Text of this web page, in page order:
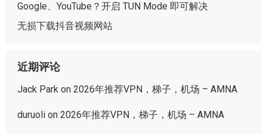
Google、YouTube？开启 TUN Mode 即可解决
无损下载抖音视频网站
近期评论
Jack Parkon 2026年推荐VPN，梯子，机场 – AMNA
duruolion 2026年推荐VPN，梯子，机场 – AMNA